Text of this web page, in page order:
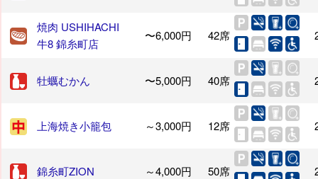
焼肉 USHIHACHI
牛8 錦糸町店
〜6,000円 42席
牡蠣むかん 〜5,000円 40席
上海焼き小籠包 ～3,000円 12席
錦糸町ZION ～4,000円 50席